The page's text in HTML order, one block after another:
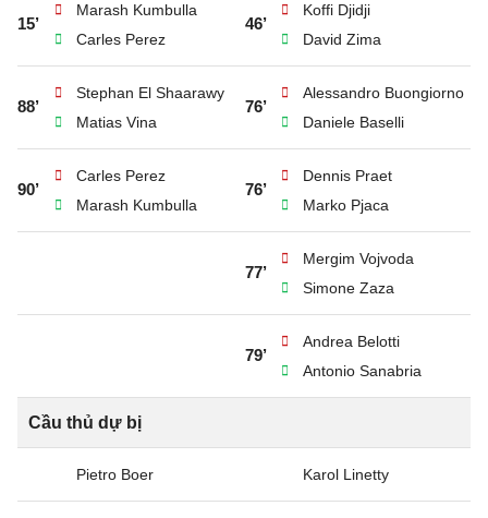
15’
Marash Kumbulla
Carles Perez
46’
Koffi Djidji
David Zima
88’
Stephan El Shaarawy
Matias Vina
76’
Alessandro Buongiorno
Daniele Baselli
90’
Carles Perez
Marash Kumbulla
76’
Dennis Praet
Marko Pjaca
77’
Mergim Vojvoda
Simone Zaza
79’
Andrea Belotti
Antonio Sanabria
Cầu thủ dự bị
Pietro Boer Karol Linetty